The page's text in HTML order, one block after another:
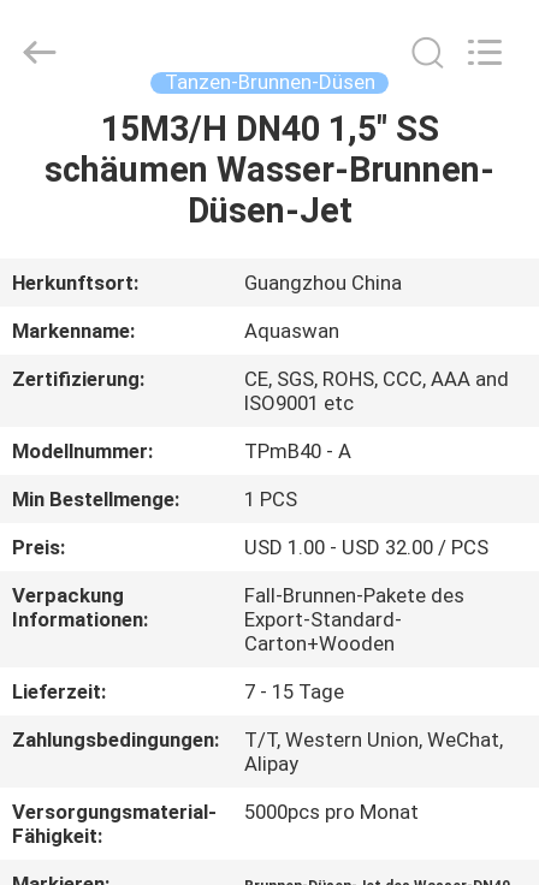
ÜBER
UNS
FABRIK-
AUSFLUG
QUALITÄTSKONTROLLE
TRETEN
SIE
MIT
IN
VERBINDUNG
FORDERN
co,.ltd.
Tanzen-Brunnen-Düsen
15M3/H DN40 1,5" SS
schäumen Wasser-Brunnen-
Düsen-Jet
Herkunftsort:
Guangzhou China
Markenname:
Aquaswan
Zertifizierung:
CE, SGS, ROHS, CCC, AAA and
ISO9001 etc
Modellnummer:
TPmB40 - A
Min Bestellmenge:
1 PCS
Preis:
USD 1.00 - USD 32.00 / PCS
Verpackung
Informationen:
Fall-Brunnen-Pakete des
Export-Standard-
Carton+Wooden
Lieferzeit:
7 - 15 Tage
Zahlungsbedingungen:
T/T, Western Union, WeChat,
Alipay
Versorgungsmaterial-
Fähigkeit:
5000pcs pro Monat